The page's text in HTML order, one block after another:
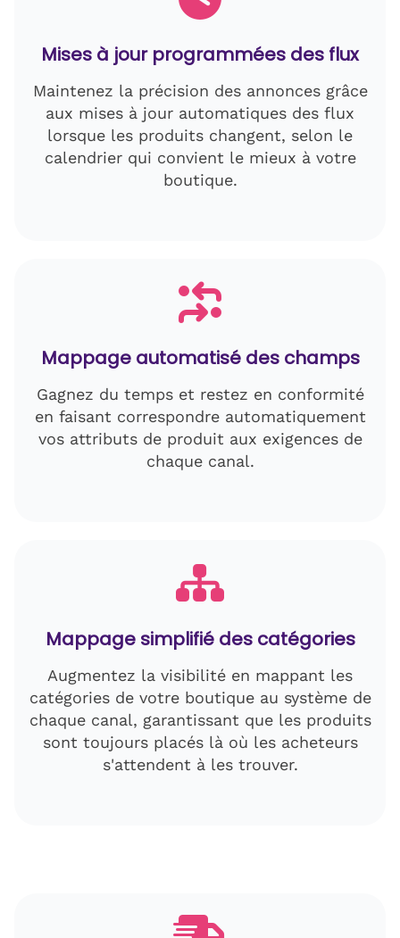
Mises à jour programmées des flux
Maintenez la précision des annonces grâce
aux mises à jour automatiques des flux
lorsque les produits changent, selon le
calendrier qui convient le mieux à votre
boutique.
Mappage automatisé des champs
Gagnez du temps et restez en conformité
en faisant correspondre automatiquement
vos attributs de produit aux exigences de
chaque canal.
Mappage simplifié des catégories
Augmentez la visibilité en mappant les
catégories de votre boutique au système de
chaque canal, garantissant que les produits
sont toujours placés là où les acheteurs
s'attendent à les trouver.